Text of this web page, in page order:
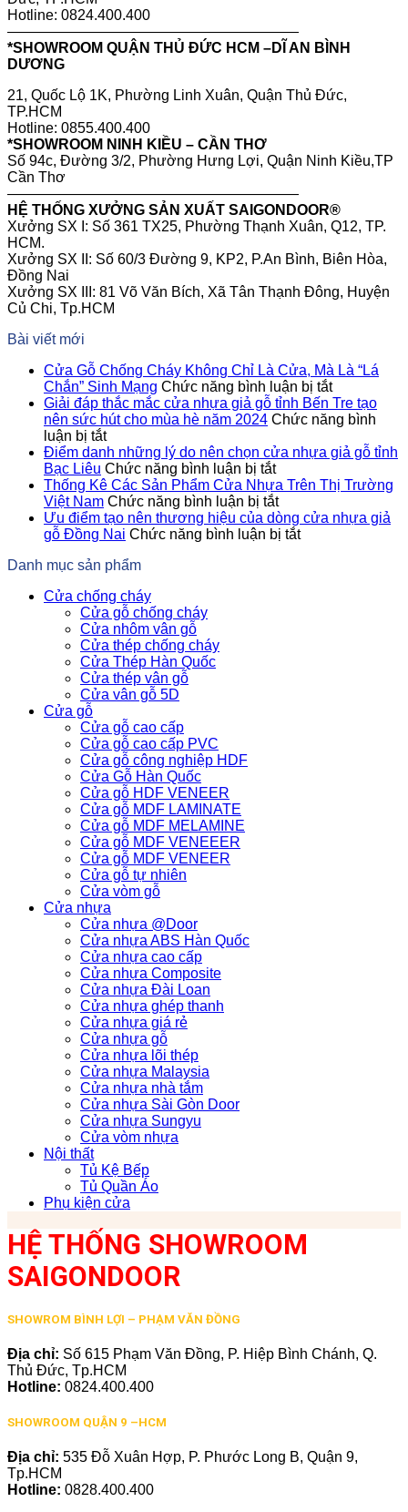
Hotline: 0824.400.400
————————————————————
*SHOWROOM QUẬN THỦ ĐỨC HCM –DĨ AN BÌNH
DƯƠNG
21, Quốc Lộ 1K, Phường Linh Xuân, Quận Thủ Đức,
TP.HCM
Hotline: 0855.400.400
*SHOWROOM NINH KIỀU – CẦN THƠ
Số 94c, Đường 3/2, Phường Hưng Lợi, Quận Ninh Kiều,TP
Cần Thơ
————————————————————
HỆ THỐNG XƯỞNG SẢN XUẤT SAIGONDOOR®
Xưởng SX I: Số 361 TX25, Phường Thạnh Xuân, Q12, TP.
HCM.
Xưởng SX II: Số 60/3 Đường 9, KP2, P.An Bình, Biên Hòa,
Đồng Nai
Xưởng SX III: 81 Võ Văn Bích, Xã Tân Thạnh Đông, Huyện
Củ Chi, Tp.HCM
Bài viết mới
Cửa Gỗ Chống Cháy Không Chỉ Là Cửa, Mà Là “Lá
Chắn” Sinh Mạng Chức năng bình luận bị tắtở
Cửa
Gỗ
Cháy
Chỉ
Cửa,
Giải đáp thắc mắc cửa nhựa giả gỗ tỉnh Bến Tre tạo
nên sức hút cho mùa hè năm 2024 Chức năng bình
luận bị tắtở
Giải
đáp
thắc
mắc
cửa
nhựa
gỗ
Bến
Tre
tạo
nên
sức
hút
cho
hè
năm
2024
Điểm danh những lý do nên chọn cửa nhựa giả gỗ tỉnh
Bạc Liêu Chức năng bình luận bị tắtở
Điểm
danh
những
lý
Thống Kê Các Sản Phẩm Cửa Nhựa Trên Thị Trường
Việt Nam Chức năng bình luận bị tắtở
Thống
Kê
Ưu điểm tạo nên thương hiệu của dòng cửa nhựa giả
gỗ Đồng Nai Chức năng bình luận bị tắtở
Danh mục sản phẩm
Cửa chống cháy
Cửa gỗ chống cháy
Cửa nhôm vân gỗ
Cửa thép chống cháy
Cửa Thép Hàn Quốc
Cửa thép vân gỗ
Cửa vân gỗ 5D
Cửa gỗ
Cửa gỗ cao cấp
Cửa gỗ cao cấp PVC
Cửa gỗ công nghiệp HDF
Cửa Gỗ Hàn Quốc
Cửa gỗ HDF VENEER
Cửa gỗ MDF LAMINATE
Cửa gỗ MDF MELAMINE
Cửa gỗ MDF VENEEER
Cửa gỗ MDF VENEER
Cửa gỗ tự nhiên
Cửa vòm gỗ
Cửa nhựa
Cửa nhựa @Door
Cửa nhựa ABS Hàn Quốc
Cửa nhựa cao cấp
Cửa nhựa Composite
Cửa nhựa Đài Loan
Cửa nhựa ghép thanh
Cửa nhựa giá rẻ
Cửa nhựa gỗ
Cửa nhựa lõi thép
Cửa nhựa Malaysia
Cửa nhựa nhà tắm
Cửa nhựa Sài Gòn Door
Cửa nhựa Sungyu
Cửa vòm nhựa
Nội thất
Tủ Kệ Bếp
Tủ Quần Áo
Phụ kiện cửa
HỆ THỐNG SHOWROOM
SAIGONDOOR
SHOWROM BÌNH LỢI – PHẠM VĂN ĐỒNG
Địa chỉ: Số 615 Phạm Văn Đồng, P. Hiệp Bình Chánh, Q.
Thủ Đức, Tp.HCM
Hotline: 0824.400.400
SHOWROOM QUẬN 9 –HCM
Địa chỉ: 535 Đỗ Xuân Hợp, P. Phước Long B, Quận 9,
Tp.HCM
Hotline: 0828.400.400